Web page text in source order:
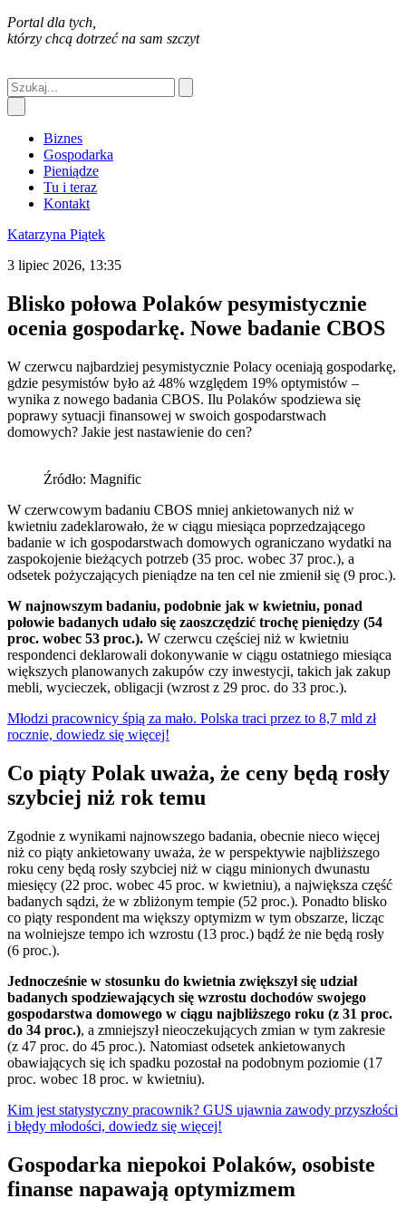
Portal dla tych,
którzy chcą dotrzeć na sam szczyt
Biznes
Gospodarka
Pieniądze
Tu i teraz
Kontakt
Katarzyna Piątek
3 lipiec 2026, 13:35
Blisko połowa Polaków pesymistycznie
ocenia gospodarkę. Nowe badanie CBOS
W czerwcu najbardziej pesymistycznie Polacy oceniają gospodarkę,
gdzie pesymistów było aż 48% względem 19% optymistów –
wynika z nowego badania CBOS. Ilu Polaków spodziewa się
poprawy sytuacji finansowej w swoich gospodarstwach
domowych? Jakie jest nastawienie do cen?
Źródło: Magnific
W czerwcowym badaniu CBOS mniej ankietowanych niż w
kwietniu zadeklarowało, że w ciągu miesiąca poprzedzającego
badanie w ich gospodarstwach domowych ograniczano wydatki na
zaspokojenie bieżących potrzeb (35 proc. wobec 37 proc.), a
odsetek pożyczających pieniądze na ten cel nie zmienił się (9 proc.).
W najnowszym badaniu, podobnie jak w kwietniu, ponad
połowie badanych udało się zaoszczędzić trochę pieniędzy (54
proc. wobec 53 proc.). W czerwcu częściej niż w kwietniu
respondenci deklarowali dokonywanie w ciągu ostatniego miesiąca
większych planowanych zakupów czy inwestycji, takich jak zakup
mebli, wycieczek, obligacji (wzrost z 29 proc. do 33 proc.).
Młodzi pracownicy śpią za mało. Polska traci przez to 8,7 mld zł
rocznie, dowiedz się więcej!
Co piąty Polak uważa, że ceny będą rosły
szybciej niż rok temu
Zgodnie z wynikami najnowszego badania, obecnie nieco więcej
niż co piąty ankietowany uważa, że w perspektywie najbliższego
roku ceny będą rosły szybciej niż w ciągu minionych dwunastu
miesięcy (22 proc. wobec 45 proc. w kwietniu), a największa część
badanych sądzi, że w zbliżonym tempie (52 proc.). Ponadto blisko
co piąty respondent ma większy optymizm w tym obszarze, licząc
na wolniejsze tempo ich wzrostu (13 proc.) bądź że nie będą rosły
(6 proc.).
Jednocześnie w stosunku do kwietnia zwiększył się udział
badanych spodziewających się wzrostu dochodów swojego
gospodarstwa domowego w ciągu najbliższego roku (z 31 proc.
do 34 proc.), a zmniejszył nieoczekujących zmian w tym zakresie
(z 47 proc. do 45 proc.). Natomiast odsetek ankietowanych
obawiających się ich spadku pozostał na podobnym poziomie (17
proc. wobec 18 proc. w kwietniu).
Kim jest statystyczny pracownik? GUS ujawnia zawody przyszłości
i błędy młodości, dowiedz się więcej!
Gospodarka niepokoi Polaków, osobiste
finanse napawają optymizmem